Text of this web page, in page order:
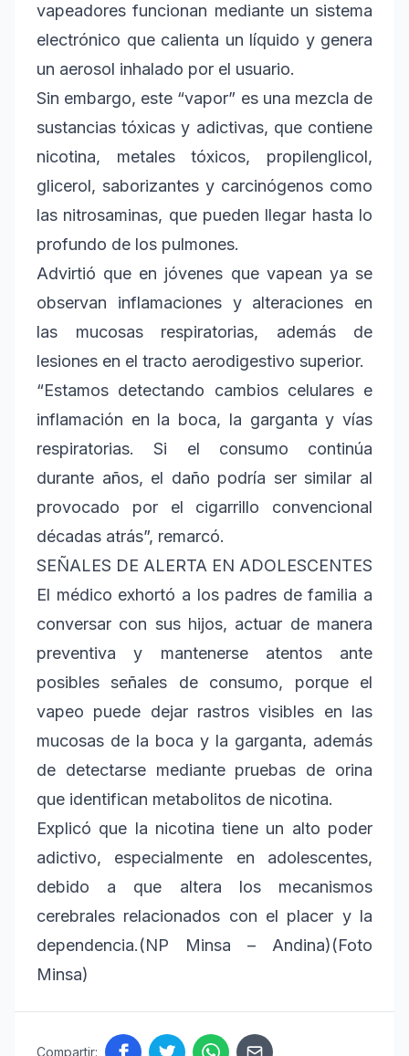
vapeadores funcionan mediante un sistema
electrónico que calienta un líquido y genera
un aerosol inhalado por el usuario.
Sin embargo, este “vapor” es una mezcla de
sustancias tóxicas y adictivas, que contiene
nicotina, metales tóxicos, propilenglicol,
glicerol, saborizantes y carcinógenos como
las nitrosaminas, que pueden llegar hasta lo
profundo de los pulmones.
Advirtió que en jóvenes que vapean ya se
observan inflamaciones y alteraciones en
las mucosas respiratorias, además de
lesiones en el tracto aerodigestivo superior.
“Estamos detectando cambios celulares e
inflamación en la boca, la garganta y vías
respiratorias. Si el consumo continúa
durante años, el daño podría ser similar al
provocado por el cigarrillo convencional
décadas atrás”, remarcó.
SEÑALES DE ALERTA EN ADOLESCENTES
El médico exhortó a los padres de familia a
conversar con sus hijos, actuar de manera
preventiva y mantenerse atentos ante
posibles señales de consumo, porque el
vapeo puede dejar rastros visibles en las
mucosas de la boca y la garganta, además
de detectarse mediante pruebas de orina
que identifican metabolitos de nicotina.
Explicó que la nicotina tiene un alto poder
adictivo, especialmente en adolescentes,
debido a que altera los mecanismos
cerebrales relacionados con el placer y la
dependencia.(NP Minsa – Andina)(Foto
Minsa)
Compartir: